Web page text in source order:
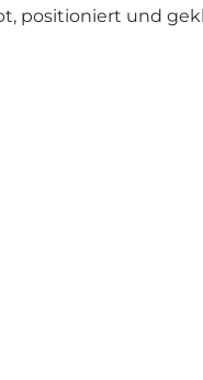
positioniert und